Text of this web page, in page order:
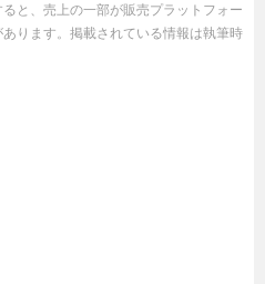
と、売上の一部が販売プラットフォー
ります。掲載されている情報は執筆時